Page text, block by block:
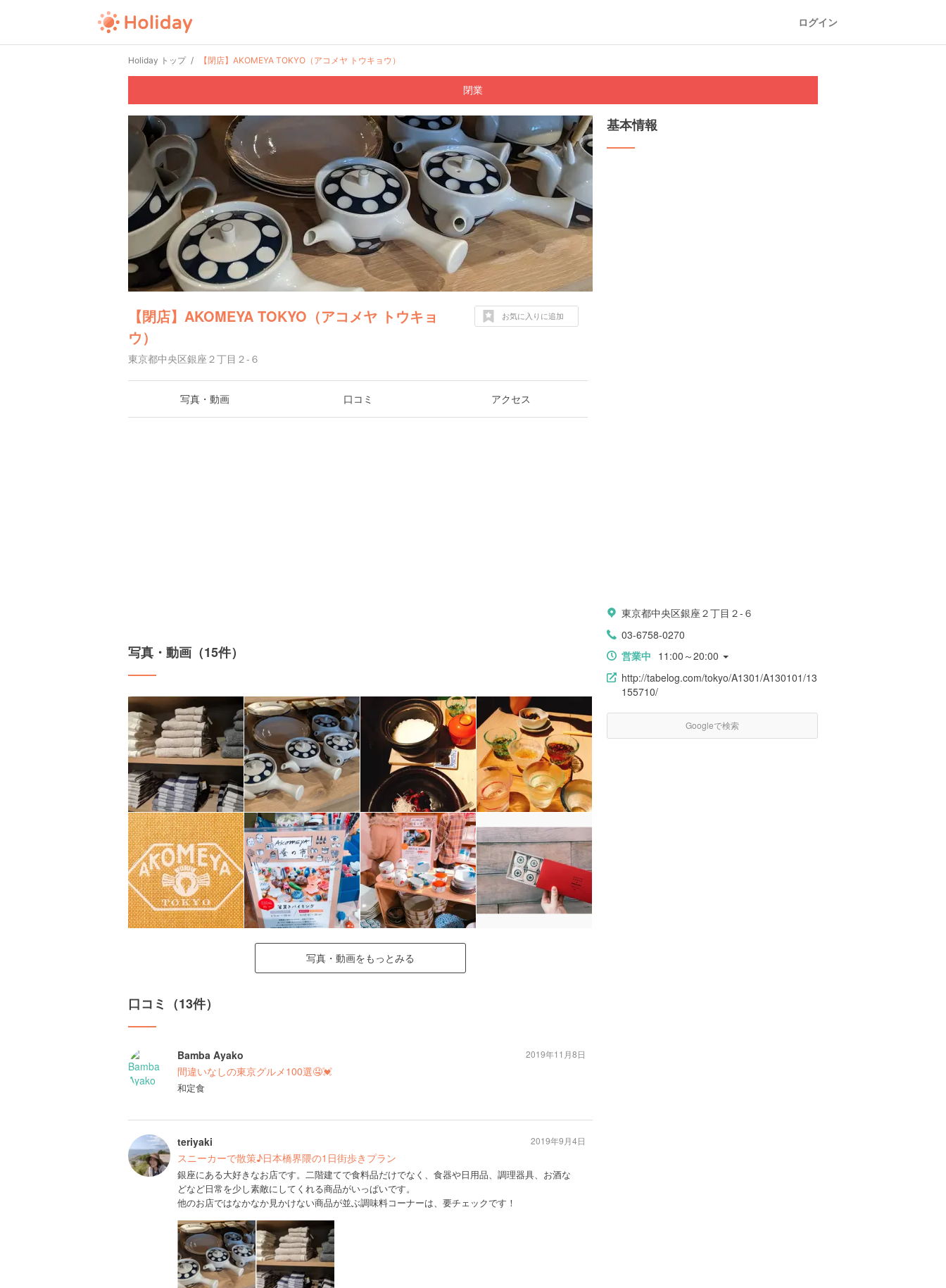
ログイン
Holiday トップ 【閉店】AKOMEYA TOKYO（アコメヤ トウキョウ）
閉業
【閉店】AKOMEYA TOKYO（アコメヤ トウキョ
ウ）
東京都中央区銀座２丁目２-６
お気に入りに追加
写真・動画 口コミ アクセス
写真・動画（15件）
写真・動画をもっとみる
口コミ（13件）
Bamba Ayako
間違いなしの東京グルメ100選🤤💓
和定食
2019年11月8日
teriyaki
スニーカーで散策♪日本橋界隈の1日街歩きプラン
銀座にある大好きなお店です。二階建てで食料品だけでなく、食器や日用品、調理器具、お酒な
どなど日常を少し素敵にしてくれる商品がいっぱいです。
他のお店ではなかなか見かけない商品が並ぶ調味料コーナーは、要チェックです！
2019年9月4日
基本情報
東京都中央区銀座２丁目２-６
03-6758-0270
営業中 11:00～20:00
http://tabelog.com/tokyo/A1301/A130101/13
155710/
Googleで検索